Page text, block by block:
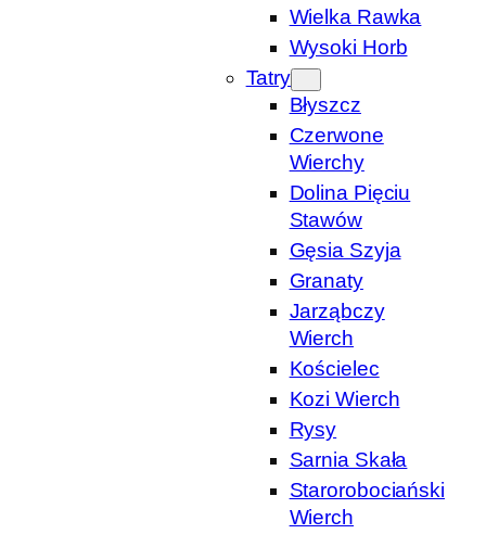
Wielka Rawka
Wysoki Horb
Tatry
Błyszcz
Czerwone
Wierchy
Dolina Pięciu
Stawów
Gęsia Szyja
Granaty
Jarząbczy
Wierch
Kościelec
Kozi Wierch
Rysy
Sarnia Skała
Starorobociański
Wierch